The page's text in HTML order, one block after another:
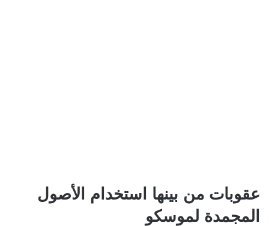
عقوبات من بينها استخدام الأصول
المجمدة لموسكو